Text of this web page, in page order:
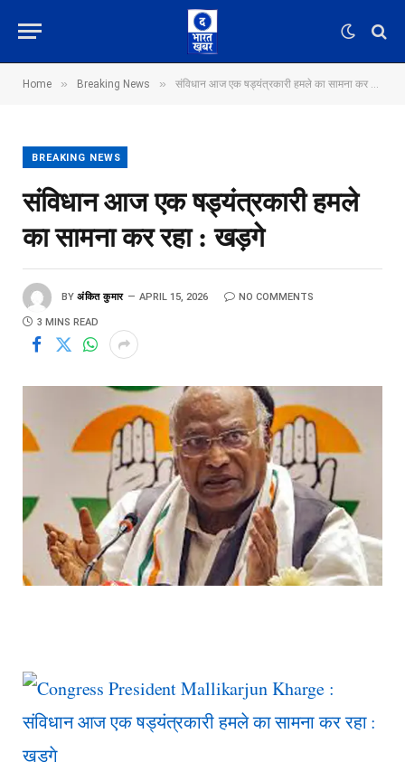
Home » Breaking News » संविधान आज एक षड्यंत्रकारी हमले का सामना कर रहा : खड़गे
BREAKING NEWS
संविधान आज एक षड्यंत्रकारी हमले
का सामना कर रहा : खड़गे
BY अंकित कुमार APRIL 15, 2026 NO COMMENTS
3 MINS READ